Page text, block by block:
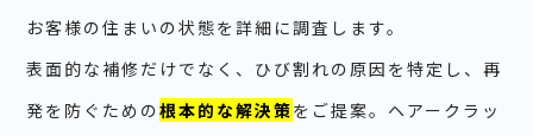
お客様の住まいの状態を詳細に調査します。
表面的な補修だけでなく、ひび割れの原因を特定し、再
発を防ぐための根本的な解決策をご提案。ヘアークラッ